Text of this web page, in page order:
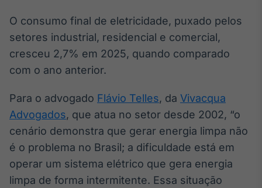
Broadcast
Radar
Monitoramento
Broadcast
Fundos
A melhor
plataforma para
analisar fundos
de investimento
no Brasil
O consumo final de eletricidade, puxado pelos
setores industrial, residencial e comercial,
cresceu 2,7% em 2025, quando comparado
com o ano anterior.
Para o advogado Flávio Telles, da Vivacqua
Advogados, que atua no setor desde 2002, “o
cenário demonstra que gerar energia limpa não
é o problema no Brasil; a dificuldade está em
operar um sistema elétrico que gera energia
limpa de forma intermitente. Essa situação